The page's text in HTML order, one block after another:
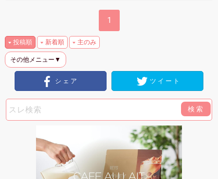
1
投稿順 新着順 主のみ
その他メニュー▼
シェア ツイート
検索